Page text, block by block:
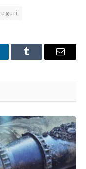
Tumblr Email